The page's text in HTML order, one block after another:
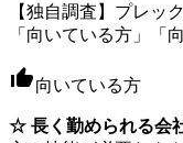
【独自調査】プレッ
「向いている方」「
向いている方
☆ 長く勤められる会